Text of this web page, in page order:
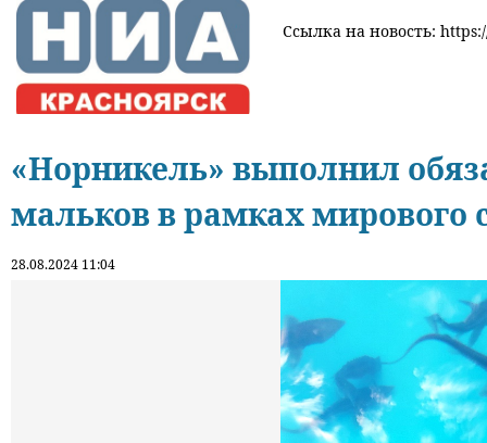
Ссылка на новость:
«Норникель» выполнил
мальков в рамках мирового
28.08.2024 11:04